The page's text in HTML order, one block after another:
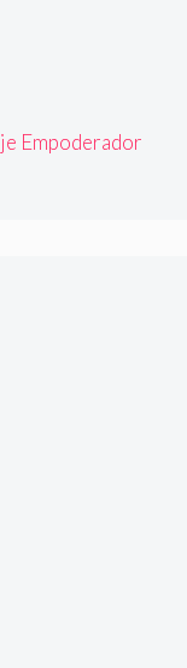
Empoderador